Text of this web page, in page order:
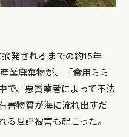
発されるまでの約15年
業廃棄物が、「食用ミミ
で、悪質業者によって不法
害物質が海に流れ出すだ
る風評被害も起こった。